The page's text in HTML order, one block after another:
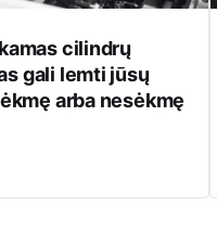
cilindrų
gali lemti jūsų
arba nesėkmę